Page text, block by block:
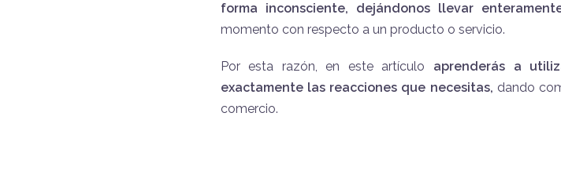
forma inconsciente, dejándonos llevar
momento con respecto a un producto o servicio.
Por esta razón, en este artículo aprenderás a
exactamente las reacciones que necesitas, dando
comercio.